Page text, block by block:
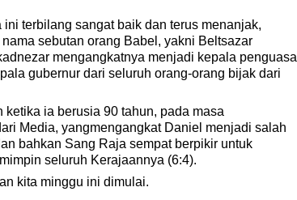
ini terbilang sangat baik dan terus menanjak,
sebutan orang Babel, yakni Beltsazar
mengangkatnya menjadi kepala penguasa
gubernur dari seluruh orang-orang bijak dari
ia berusia 90 tahun, pada masa
Media, yangmengangkatDaniel menjadi salah
bahkan Sang Raja sempatberpikir untuk
seluruh Kerajaannya (6:4).
kita minggu ini dimulai.